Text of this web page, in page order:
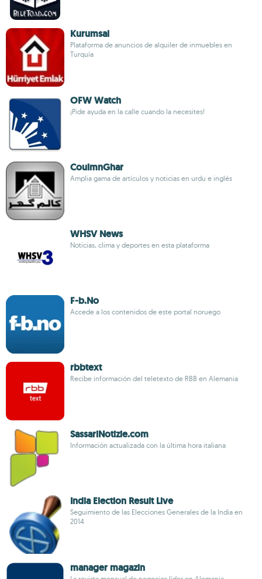
Kurumsal
Plataforma de anuncios de alquiler de inmuebles en
Turquía
OFW Watch
¡Pide ayuda en la calle cuando la necesites!
CoulmnGhar
Amplia gama de artículos y noticias en urdu e inglés
WHSV News
Noticias, clima y deportes en esta plataforma
F-b.No
Accede a los contenidos de este portal noruego
rbbtext
Recibe información del teletexto de RBB en Alemania
SassariNotizie.com
Información actualizada con la última hora italiana
India Election Result Live
Seguimiento de las Elecciones Generales de la India en
2014
manager magazin